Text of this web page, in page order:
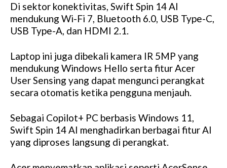
Di sektor konektivitas, Swift Spin 14 AI
mendukung Wi-Fi 7, Bluetooth 6.0, USB Type-C,
USB Type-A, dan HDMI 2.1.
Laptop ini juga dibekali kamera IR 5MP yang
mendukung Windows Hello serta fitur Acer
User Sensing yang dapat mengunci perangkat
secara otomatis ketika pengguna menjauh.
Sebagai Copilot+ PC berbasis Windows 11,
Swift Spin 14 AI menghadirkan berbagai fitur AI
yang diproses langsung di perangkat.